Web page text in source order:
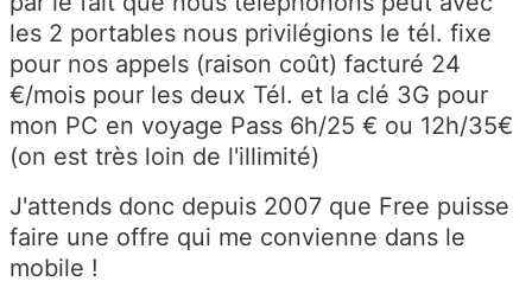
les 2 portables nous privilégions le tél. fixe
pour nos appels (raison coût) facturé 24
€/mois pour les deux Tél. et la clé 3G pour
mon PC en voyage Pass 6h/25 € ou 12h/35€
(on est très loin de l'illimité)
J'attends donc depuis 2007 que Free puisse
faire une offre qui me convienne dans le
mobile !